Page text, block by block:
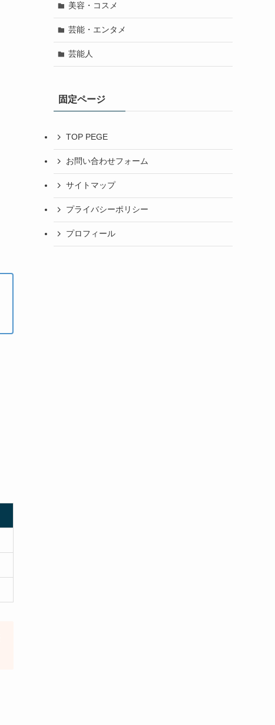
美容・コスメ
芸能・エンタメ
芸能人
固定ページ
TOP PEGE
お問い合わせフォーム
サイトマップ
プライバシーポリシー
プロフィール